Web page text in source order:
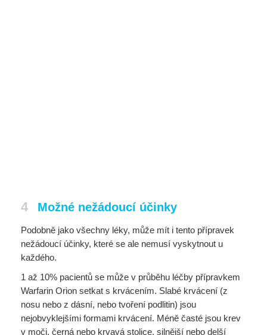
4 Možné nežádoucí účinky
Podobně jako všechny léky, může mít i tento přípravek
nežádoucí účinky, které se ale nemusí vyskytnout u
každého.
1 až 10% pacientů se může v průběhu léčby přípravkem
Warfarin Orion setkat s krvácením. Slabé krvácení (z
nosu nebo z dásní, nebo tvoření podlitin) jsou
nejobvyklejšími formami krvácení. Méně časté jsou krev
v moči, černá nebo krvavá stolice, silnější nebo delší